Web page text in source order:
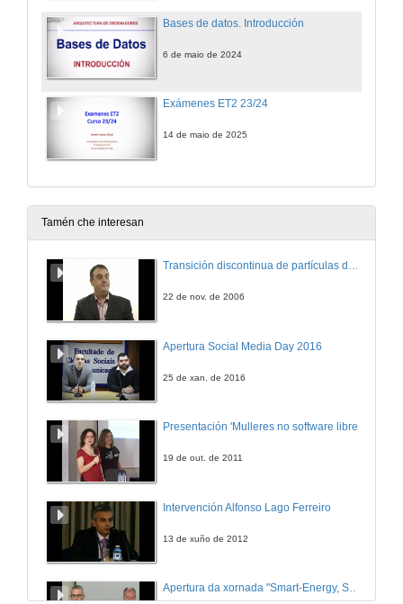
Bases de datos. Introducción
6 de maio de 2024
Exámenes ET2 23/24
14 de maio de 2025
Tamén che interesan
Transición discontinua de partículas de microgel termosensible
22 de nov. de 2006
Apertura Social Media Day 2016
25 de xan. de 2016
Presentación 'Mulleres no software libre'
19 de out. de 2011
Intervención Alfonso Lago Ferreiro
13 de xuño de 2012
Apertura da xornada "Smart-Energy, Smart-City"